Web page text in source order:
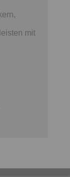
mit